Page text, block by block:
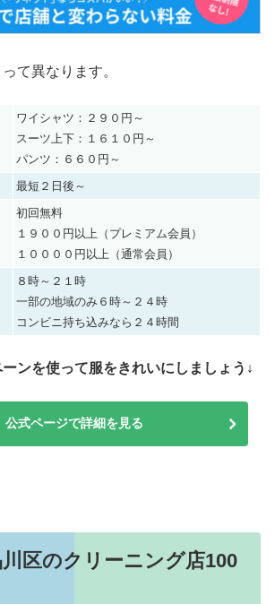
て異なります。
ワイシャツ：２９０円～
スーツ上下：１６１０円～
パンツ：６６０円～
最短２日後～
初回無料
１９００円以上（プレミアム会員）
１００００円以上（通常会員）
８時～２１時
一部の地域のみ６時～２４時
コンビニ持ち込みなら２４時間
ンを使って服をきれいにしましょう↓
公式ページで詳細を見る
区のクリーニング店100